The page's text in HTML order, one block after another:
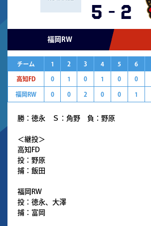
5 - 2
福岡RW
チーム 1 2 3 4 5 6
高知FD 0 1 0 1 0 0
福岡RW 0 0 2 0 0 1
勝：徳永 Ｓ：角野 負：野原
＜継投＞
高知FD
投：野原
捕：飯田
福岡RW
投：徳永、大澤
捕：富岡